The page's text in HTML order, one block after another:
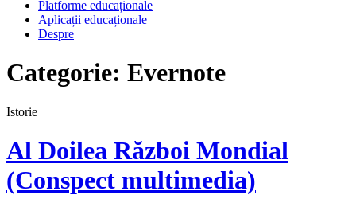
Platforme educaționale
Aplicații educaționale
Despre
Categorie: Evernote
Istorie
Al Doilea Război Mondial
(Conspect multimedia)